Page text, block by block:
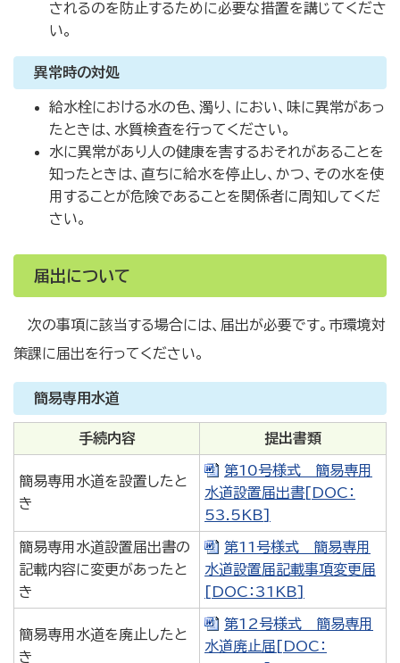
されるのを防止するために必要な措置を講じてくださ
い。
異常時の対処
給水栓における水の色、濁り、におい、 味に異常があっ
たときは、水質検査を行ってください。
水に異常があり人の健康を害するおそれがあることを
知ったときは、 直ちに給水を停止 し、かつ、その水を使
用することが危険であることを関係者に周知してくだ
さい。
届出について
次の事項に該当する場合には、届出が必要です。市環境対
策課に届出を行ってください。
簡易専用水道
手続内容 提出書類
簡易専用水道を設置したと
き
第10号様式 簡易専用
水道設置届出書[DOC：
53.5KB]
簡易専用水道設置届出書の
記載内容に変更があったと
き
第11号様式 簡易専用
水道設置届記載事項変更届
[DOC：31KB]
簡易専用水道を廃止したと
き
第12号様式 簡易専用
水道廃止届[DOC：